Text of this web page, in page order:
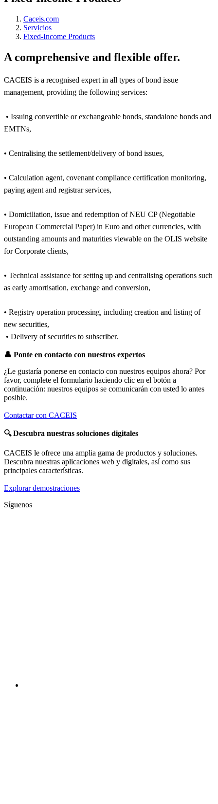
Caceis.com
Servicios
Fixed-Income Products
A comprehensive and flexible offer.
CACEIS is a recognised expert in all types of bond issue
management, providing the following services:
• Issuing convertible or exchangeable bonds, stand­alone bonds and
EMTNs,
• Centralising the settlement/delivery of bond issues,
• Calculation agent, covenant compliance certification monitoring,
paying agent and registrar services,
• Domiciliation, issue and redemption of NEU CP (Negotiable
European Commercial Paper) in Euro and other currencies, with
outstanding amounts and maturities viewable on the OLIS website
for Corporate clients,
• Technical assistance for setting­ up and centralising operations such
as early amortisation, exchange and conversion,
• Registry operation processing, including creation and listing of
new securities,
• Delivery of securities to subscriber.
👤 Ponte en contacto con nuestros expertos
¿Le gustaría ponerse en contacto con nuestros equipos ahora? Por
favor, complete el formulario haciendo clic en el botón a
continuación: nuestros equipos se comunicarán con usted lo antes
posible.
Contactar con CACEIS
🔍Descubra nuestras soluciones digitales
CACEIS le ofrece una amplia gama de productos y soluciones.
Descubra nuestras aplicaciones web y digitales, así como sus
principales características.
Explorar demostraciones
Síguenos